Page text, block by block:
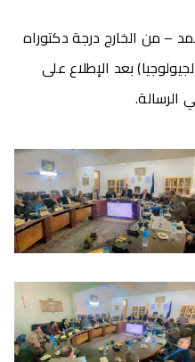
– من الخارج درجة دكتوراه
بعد الإطلاع على
الرسالة.